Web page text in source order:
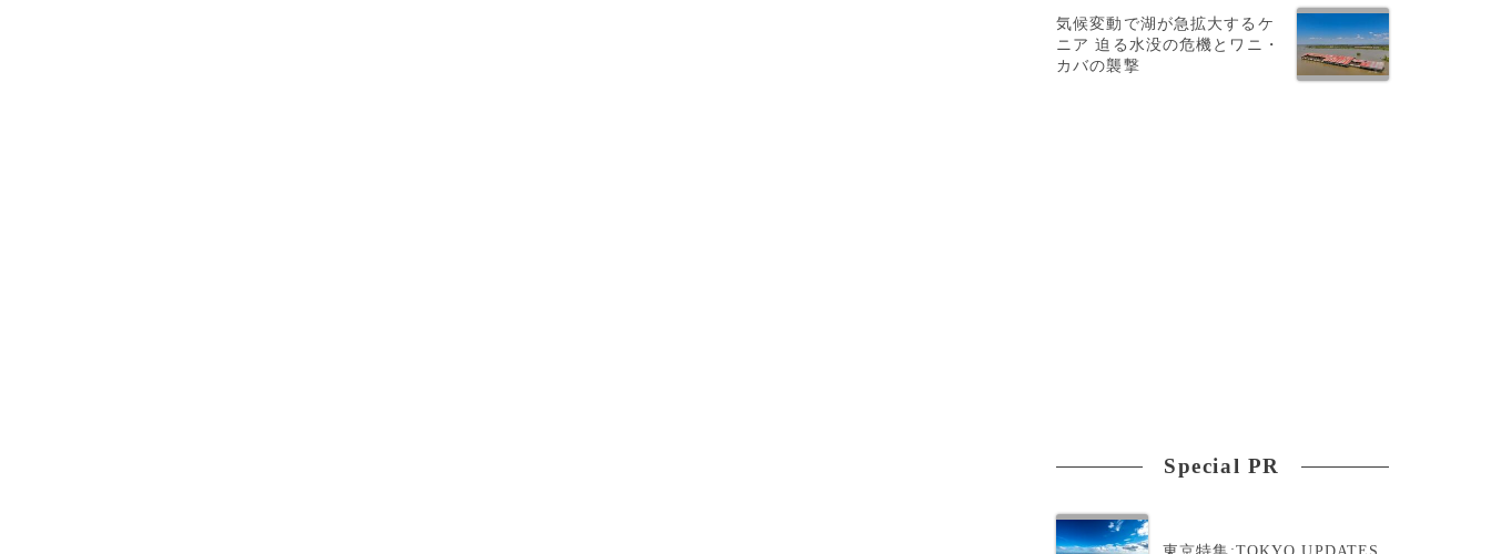
気候変動で湖が急拡大するケ
ニア 迫る水没の危機とワニ・
カバの襲撃
Special PR
東京特集:TOKYO UPDATES